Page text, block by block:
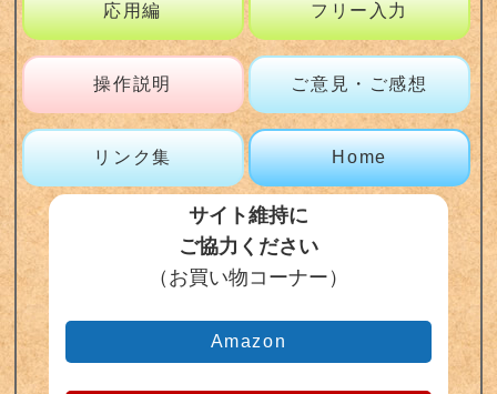
応用編 フリー入力
操作説明 ご意見・ご感想
リンク集 Home
サイト維持に
ご協力ください
（お買い物コーナー）
Amazon